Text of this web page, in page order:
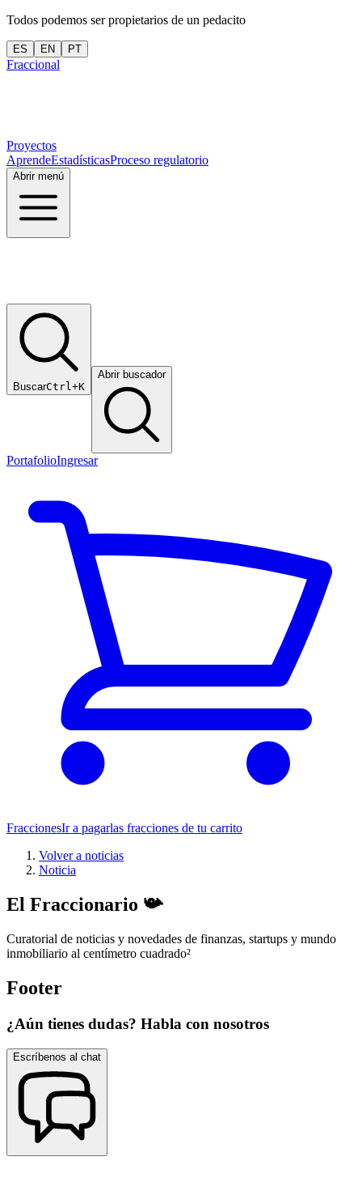
Todos podemos ser propietarios de un pedacito
ES EN PT
Fraccional
Proyectos
AprendeEstadísticasProceso regulatorio
Abrir menú
BuscarCtrl+K
Abrir buscador
PortafolioIngresar
FraccionesIr a pagarlas fracciones de tu carrito
Volver a noticias
Noticia
El Fraccionario 📯
Curatorial de noticias y novedades de finanzas, startups y mundo
inmobiliario al centímetro cuadrado²
Footer
¿Aún tienes dudas? Habla con nosotros
Escríbenos al chat